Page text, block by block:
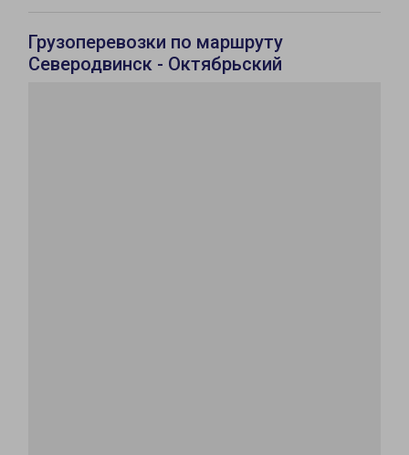
Грузоперевозки по маршруту
Северодвинск - Октябрьский